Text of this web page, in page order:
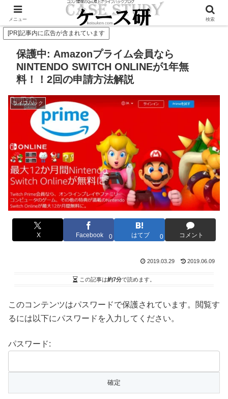
Twitterで毎日お得情報発信中！是非フォローお願いします
[PR]記事内に広告が含まれています
保護中: Amazonプライム会員なら
NINTENDO SWITCH ONLINEが1年無
料！！2回の申請方法解説
ライフハック
X Facebook 0 はてブ 0 コメント
2019.03.29 2019.06.09
この記事は約7分で読めます。
このコンテンツはパスワードで保護されています。閲覧す
るには以下にパスワードを入力してください。
パスワード:
メニュー 検索